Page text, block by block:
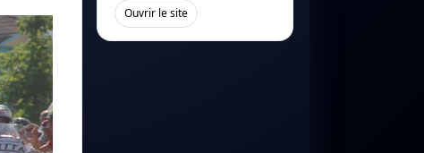
Ouvrir le site